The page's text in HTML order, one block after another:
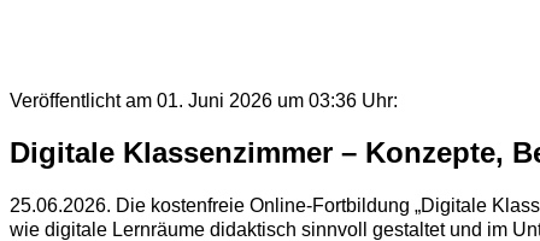
Veröffentlicht am 01. Juni 2026 um 03:36 Uhr:
Digitale Klassenzimmer – Konzepte,
25.06.2026. Die kostenfreie Online-Fortbildung „Digitale
wie digitale Lernräume didaktisch sinnvoll gestaltet und im